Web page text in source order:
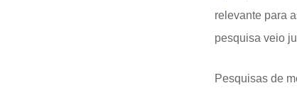
relevante para
pesquisa veio
Pesquisas de